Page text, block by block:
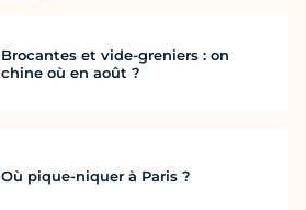
Brocantes et vide-greniers : on
chine où en août ?
Où pique-niquer à Paris ?